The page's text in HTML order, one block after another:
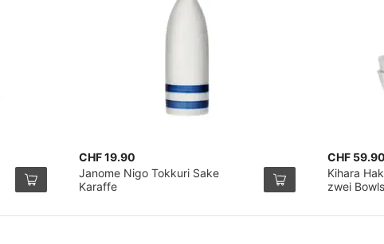
CHF 19.90
Janome Nigo Tokkuri Sake
Karaffe
CHF 59.90
Kihara
zwei Bowls